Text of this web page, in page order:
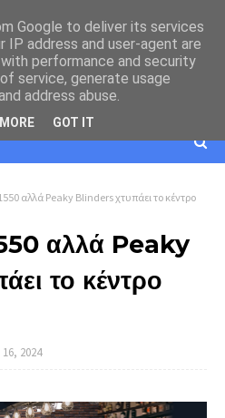
αλλά Peaky Blinders χτυπάει το κέντρο
αλλά Peaky
το κέντρο
2024
Google to deliver its services
IP address and user-agent are
performance and security
service, generate usage
address abuse.
GOT IT